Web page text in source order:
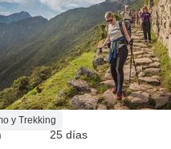
y Trekking
25 días